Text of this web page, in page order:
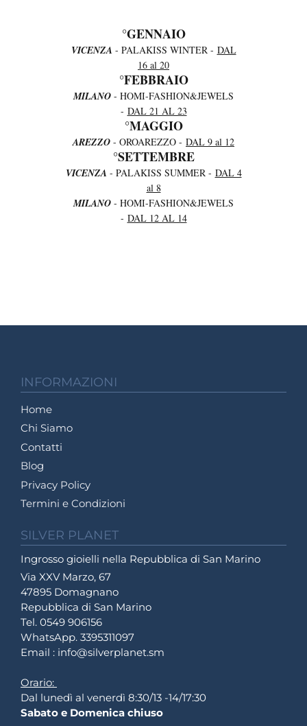
°GENNAIO
VICENZA- PALAKISS WINTER - DAL
16 al 20
°FEBBRAIO
MILANO - HOMI-FASHION&JEWELS
- DAL 21 AL 23
°MAGGIO
AREZZO - OROAREZZO - DAL 9 al 12
°SETTEMBRE
VICENZA- PALAKISS SUMMER - DAL 4
al 8
MILANO - HOMI-FASHION&JEWELS
- DAL 12 AL 14
INFORMAZIONI
Home
Chi Siamo
Contatti
Blog
Privacy Policy
Termini e Condizioni
SILVER PLANET
Ingrosso gioielli nella Repubblica di San Marino
Via XXV Marzo, 67
47895 Domagnano
Repubblica di San Marino
Tel. 0549 906156
WhatsApp. 3395311097
Email : info@silverplanet.sm
Orario:
Dal lunedì al venerdì 8:30/13 -14/17:30
Sabato e Domenica chiuso